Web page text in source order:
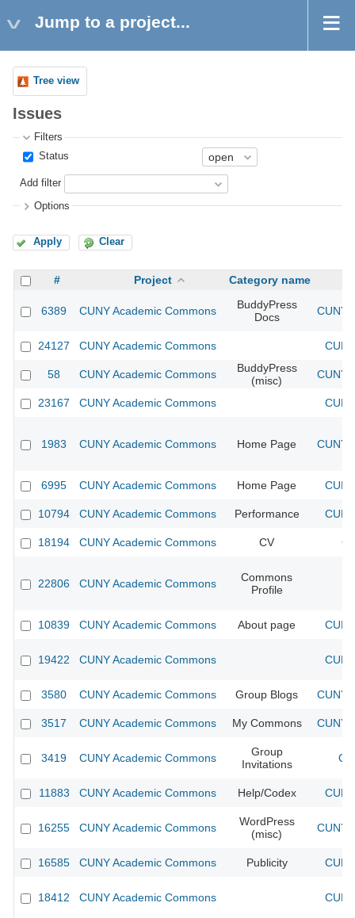
Jump to a project...
Tree view
Issues
Filters
Status
Add filter
Options
Apply Clear
# Project Category name
6389 CUNY Academic Commons
BuddyPress
Docs
CUNY
24127 CUNY Academic Commons
58 CUNY Academic Commons
BuddyPress
(misc)
CUNY
23167 CUNY Academic Commons
1983 CUNY Academic Commons Home Page CUNY
6995 CUNY Academic Commons Home Page
10794 CUNY Academic Commons Performance
18194 CUNY Academic Commons CV
22806 CUNY Academic Commons
Commons
Profile
10839 CUNY Academic Commons About page
19422 CUNY Academic Commons
3580 CUNY Academic Commons Group Blogs CUNY
3517 CUNY Academic Commons My Commons CUNY
3419 CUNY Academic Commons
Group
Invitations
11883 CUNY Academic Commons Help/Codex
16255 CUNY Academic Commons
WordPress
(misc)
CUNY
16585 CUNY Academic Commons Publicity
18412 CUNY Academic Commons